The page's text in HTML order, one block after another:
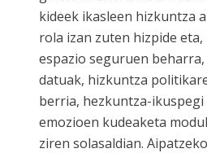
kideek ikasleen hizkuntza
rola izan zuten hizpide
espazio seguruen beharra,
datuak, hizkuntza
berria, hezkuntza-
emozioen kudeaketa
ziren solasaldian.